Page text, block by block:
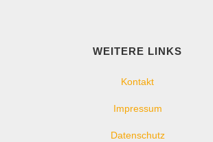
WEITERE LINKS
Kontakt
Impressum
Datenschutz